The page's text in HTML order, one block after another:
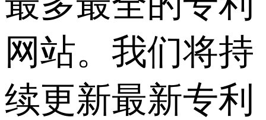
网站。我们将持
续更新最新专利